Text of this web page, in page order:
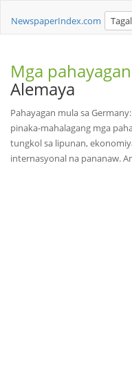
NewspaperIndex.com
Mga
Alemaya
Pahayagan mula sa
pinaka-mahalagang mga
tungkol sa lipunan,
internasyonal na pananaw.